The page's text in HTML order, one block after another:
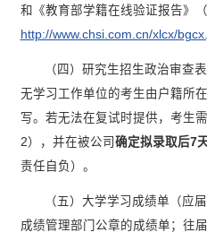
和《教育部学籍在线验证报告》（
http://www.chsi.com.cn/xlcx/
（四）研究生招生政治审查
无学习工作单位的考生由户籍所
写。若无法在复试时提供，考生
2），并在被公司 确定拟录取后7
责任自负）。
（五）大学学习成绩单（应
成绩管理部门公章的成绩单；往